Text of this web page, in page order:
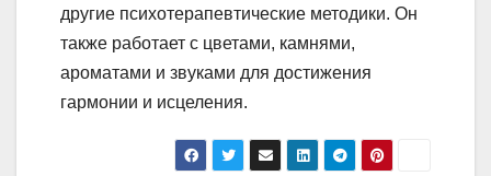
другие психотерапевтические методики. Он
также работает с цветами, камнями,
ароматами и звуками для достижения
гармонии и исцеления.